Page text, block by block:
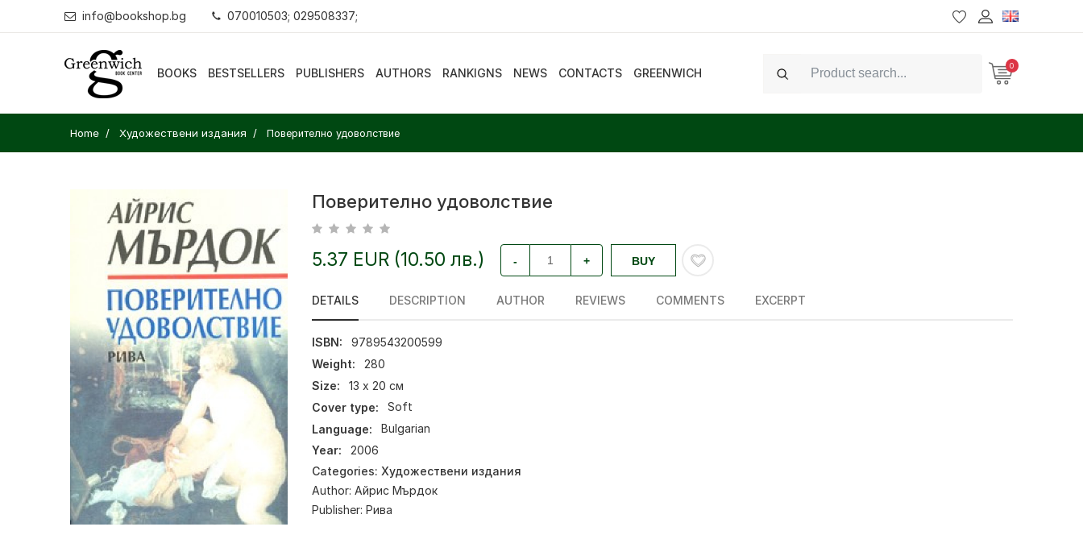
info@bookshop.bg 070010503; 029508337;
BOOKS BESTSELLERS PUBLISHERS AUTHORS RANKIGNS NEWS CONTACTS GREENWICH
Search
0
Home Художествени издания Поверително удоволствие
Поверително удоволствие
5.37 EUR (10.50 лв.) - + BUY
DETAILS DESCRIPTION AUTHOR REVIEWS COMMENTS EXCERPT
ISBN:
9789543200599
Weight:
280
Size:
13 х 20 см
Cover type:
Soft
Language:
Bulgarian
Year:
2006
Categories: Художествени издания
Author: Айрис Мърдок
Publisher: Рива